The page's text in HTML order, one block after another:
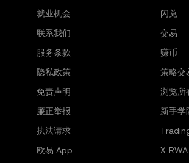
就业机会
联系我们
服务条款
隐私政策
免责声明
廉正举报
执法请求
欧易 App
闪兑
交易
赚币
策略交
浏览所
新手学
X-RWA